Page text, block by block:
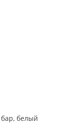
бар, белый